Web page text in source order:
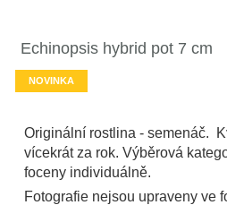
Echinopsis hybrid pot 7 cm
NOVINKA
Originální rostlina - semenáč.
vícekrát za rok. Výběrová
foceny individuálně.
Fotografie nejsou upraveny ve